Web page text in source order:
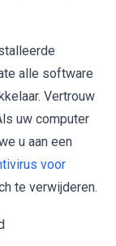
alle software
Vertrouw
uw computer
u aan een
voor
te verwijderen.